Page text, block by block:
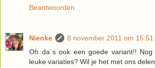
Beantwoorden
Nienke
8 november 2011 om 15:51
Oh da´s ook een goede variant!!
leuke variaties? Wil je het met ons